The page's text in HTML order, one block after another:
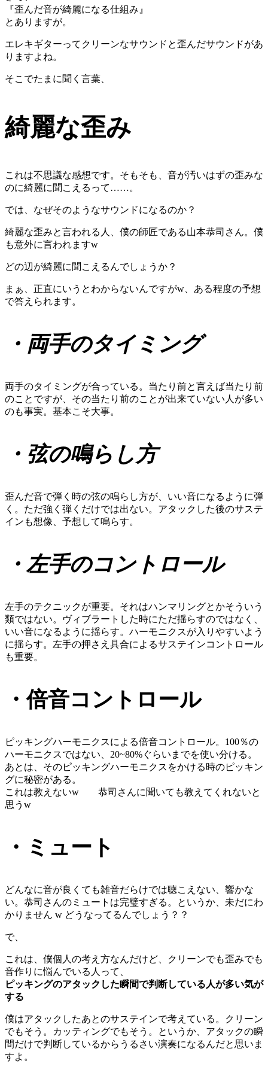
『歪んだ音が綺麗になる仕組み』
とありますが。
エレキギターってクリーンなサウンドと歪んだサウンドがあ
りますよね。
そこでたまに聞く言葉、
綺麗な歪み
これは不思議な感想です。そもそも、音が汚いはずの歪みな
のに綺麗に聞こえるって……。
では、なぜそのようなサウンドになるのか？
綺麗な歪みと言われる人、僕の師匠である山本恭司さん。僕
も意外に言われますw
どの辺が綺麗に聞こえるんでしょうか？
まぁ、正直にいうとわからないんですがw、ある程度の予想
で答えられます。
・両手のタイミング
両手のタイミングが合っている。当たり前と言えば当たり前
のことですが、その当たり前のことが出来ていない人が多い
のも事実。基本こそ大事。
・弦の鳴らし方
歪んだ音で弾く時の弦の鳴らし方が、いい音になるように弾
く。ただ強く弾くだけでは出ない。アタックした後のサステ
インも想像、予想して鳴らす。
・左手のコントロール
左手のテクニックが重要。それはハンマリングとかそういう
類ではない。ヴィブラートした時にただ揺らすのではなく、
いい音になるように揺らす。ハーモニクスが入りやすいよう
に揺らす。左手の押さえ具合によるサステインコントロール
も重要。
・倍音コントロール
ピッキングハーモニクスによる倍音コントロール。100％の
ハーモニクスではない、20~80%ぐらいまでを使い分ける。
あとは、そのピッキングハーモニクスをかける時のピッキン
グに秘密がある。
これは教えないw 恭司さんに聞いても教えてくれないと
思うw
・ミュート
どんなに音が良くても雑音だらけでは聴こえない、響かな
い。恭司さんのミュートは完璧すぎる。というか、未だにわ
かりません w どうなってるんでしょう？？
で、
これは、僕個人の考え方なんだけど、クリーンでも歪みでも
音作りに悩んでいる人って、
ピッキングのアタックした瞬間で判断している人が多い気が
する
僕はアタックしたあとのサステインで考えている。クリーン
でもそう。カッティングでもそう。というか、アタックの瞬
間だけで判断しているからうるさい演奏になるんだと思いま
すよ。